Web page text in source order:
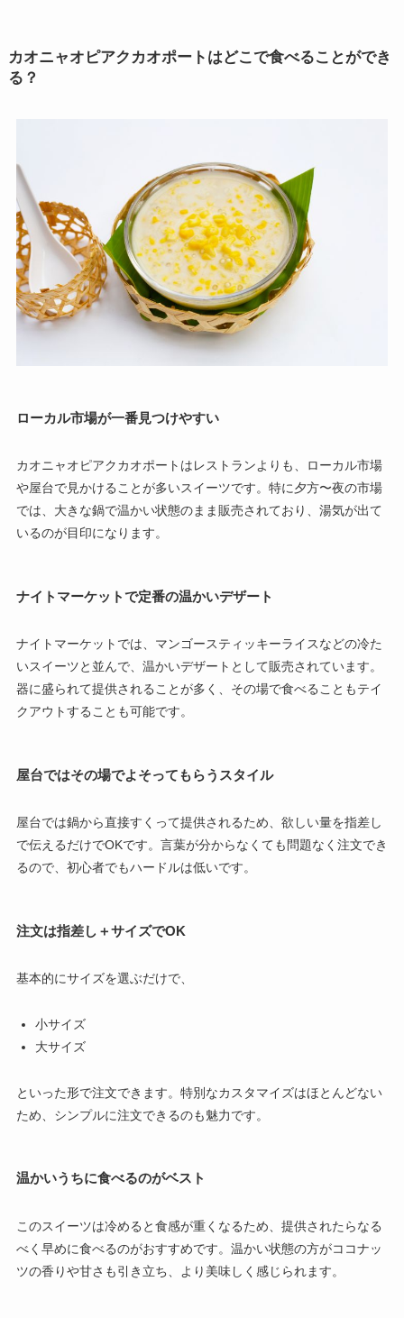
カオニャオピアクカオポートはどこで食べることができ
る？
ローカル市場が一番見つけやすい
カオニャオピアクカオポートはレストランよりも、ローカル市場
や屋台で見かけることが多いスイーツです。特に夕方〜夜の市場
では、大きな鍋で温かい状態のまま販売されており、湯気が出て
いるのが目印になります。
ナイトマーケットで定番の温かいデザート
ナイトマーケットでは、マンゴースティッキーライスなどの冷た
いスイーツと並んで、温かいデザートとして販売されています。
器に盛られて提供されることが多く、その場で食べることもテイ
クアウトすることも可能です。
屋台ではその場でよそってもらうスタイル
屋台では鍋から直接すくって提供されるため、欲しい量を指差し
で伝えるだけでOKです。言葉が分からなくても問題なく注文でき
るので、初心者でもハードルは低いです。
注文は指差し＋サイズでOK
基本的にサイズを選ぶだけで、
小サイズ
大サイズ
といった形で注文できます。特別なカスタマイズはほとんどない
ため、シンプルに注文できるのも魅力です。
温かいうちに食べるのがベスト
このスイーツは冷めると食感が重くなるため、提供されたらなる
べく早めに食べるのがおすすめです。温かい状態の方がココナッ
ツの香りや甘さも引き立ち、より美味しく感じられます。